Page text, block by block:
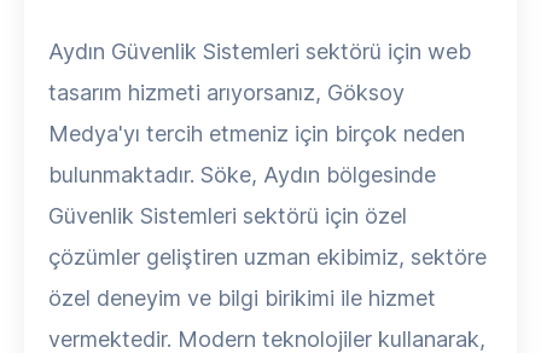
Aydın Güvenlik Sistemleri sektörü için web
tasarım hizmeti arıyorsanız, Göksoy
Medya'yı tercih etmeniz için birçok neden
bulunmaktadır. Söke, Aydın bölgesinde
Güvenlik Sistemleri sektörü için özel
çözümler geliştiren uzman ekibimiz, sektöre
özel deneyim ve bilgi birikimi ile hizmet
vermektedir. Modern teknolojiler kullanarak,